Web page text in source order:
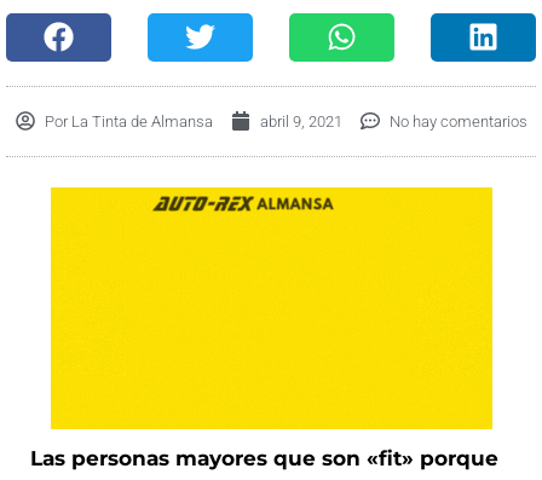
PorLa Tinta de Almansa abril 9, 2021 No hay comentarios
Las personas mayores que son «fit» porque